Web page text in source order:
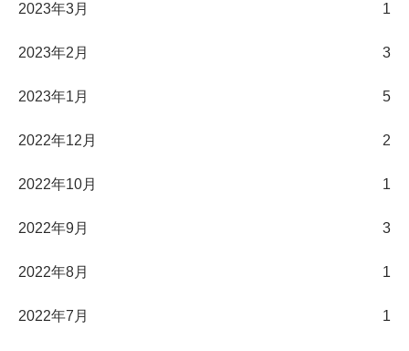
2023年3月 1
2023年2月 3
2023年1月 5
2022年12月 2
2022年10月 1
2022年9月 3
2022年8月 1
2022年7月 1